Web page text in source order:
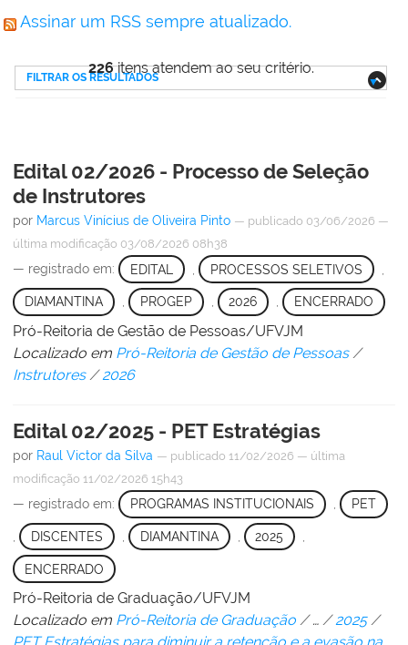
Assinar um RSS sempre atualizado.
226itens atendem ao seu critério.
FILTRAR OS RESULTADOS
Edital 02/2026 - Processo de Seleção
de Instrutores
por Marcus Vinícius de Oliveira Pinto — publicado 03/06/2026 —
última modificação 03/08/2026 08h38
— registrado em: EDITAL PROCESSOS SELETIVOS
DIAMANTINA , PROGEP , 2026 , ENCERRADO
Pró-Reitoria de Gestão de Pessoas/UFVJM
Localizado em Pró-Reitoria de Gestão de Pessoas /
Instrutores /2026
Edital 02/2025 - PET Estratégias
por Raul Victor da Silva — publicado 11/02/2026 — última
modificação 11/02/2026 15h43
— registrado em: PROGRAMAS INSTITUCIONAIS PET
DISCENTES DIAMANTINA 2025
ENCERRADO
Pró-Reitoria de Graduação/UFVJM
Localizado em Pró-Reitoria de Graduação /… /2025 /